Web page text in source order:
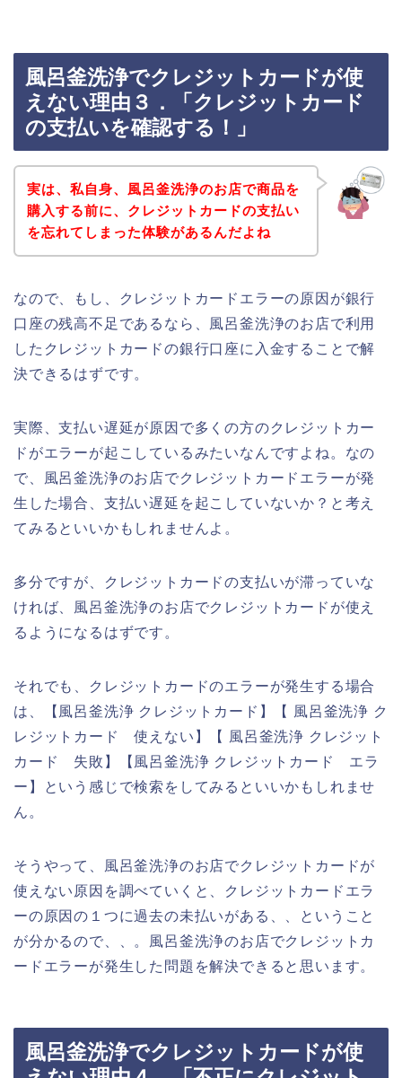
風呂釜洗浄でクレジットカードが使
えない理由３．「クレジットカード
の支払いを確認する！」
実は、私自身、風呂釜洗浄のお店で商品を
購入する前に、クレジットカードの支払い
を忘れてしまった体験があるんだよね
なので、もし、クレジットカードエラーの原因が銀行
口座の残高不足であるなら、風呂釜洗浄のお店で利用
したクレジットカードの銀行口座に入金することで解
決できるはずです。
実際、支払い遅延が原因で多くの方のクレジットカー
ドがエラーが起こしているみたいなんですよね。なの
で、風呂釜洗浄のお店でクレジットカードエラーが発
生した場合、支払い遅延を起こしていないか？と考え
てみるといいかもしれませんよ。
多分ですが、クレジットカードの支払いが滞っていな
ければ、風呂釜洗浄のお店でクレジットカードが使え
るようになるはずです。
それでも、クレジットカードのエラーが発生する場合
は、【風呂釜洗浄 クレジットカード】【 風呂釜洗浄 ク
レジットカード 使えない】【 風呂釜洗浄 クレジット
カード 失敗】【風呂釜洗浄 クレジットカード エラ
ー】という感じで検索をしてみるといいかもしれませ
ん。
そうやって、風呂釜洗浄のお店でクレジットカードが
使えない原因を調べていくと、クレジットカードエラ
ーの原因の１つに過去の未払いがある、、ということ
が分かるので、、。風呂釜洗浄のお店でクレジットカ
ードエラーが発生した問題を解決できると思います。
風呂釜洗浄でクレジットカードが使